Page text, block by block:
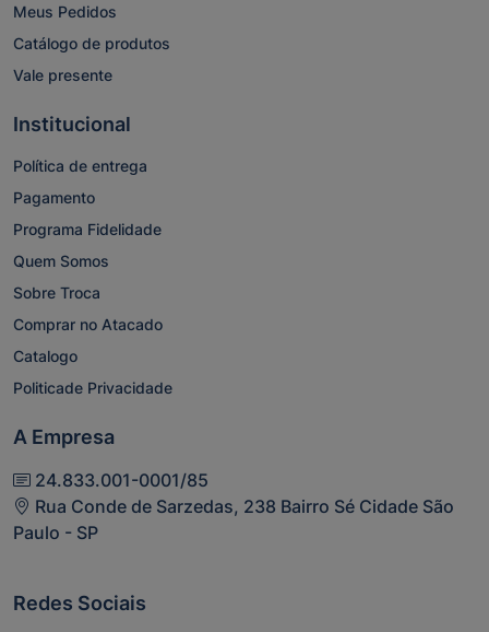
Meus Pedidos
Catálogo de produtos
Vale presente
Institucional
Política de entrega
Pagamento
Programa Fidelidade
Quem Somos
Sobre Troca
Comprar no Atacado
Catalogo
Politicade Privacidade
A Empresa
24.833.001-0001/85
Rua Conde de Sarzedas, 238 Bairro Sé Cidade São
Paulo - SP
Redes Sociais